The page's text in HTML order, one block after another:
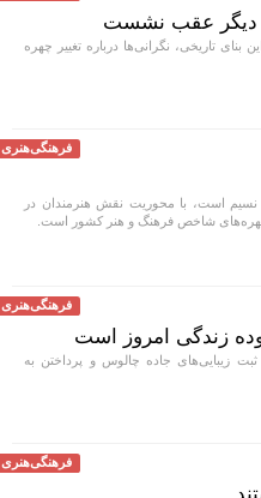
دیگر عقب نشست
تاریخی، نگرانی‌ها درباره تغییر چهره
فرهنگی‌هنری
است، با محوریت نقش هنرمندان در
چهره‌های شاخص فرهنگ و هنر کشور است.
فرهنگی‌هنری
زندگی امروز است
زیبایی‌های جاده چالوس و پرداختن به
فرهنگی‌هنری